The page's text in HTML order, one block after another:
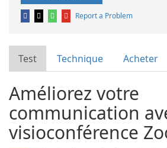
Report a Problem
Test Technique Acheter
Améliorez votre
communication
visioconférence